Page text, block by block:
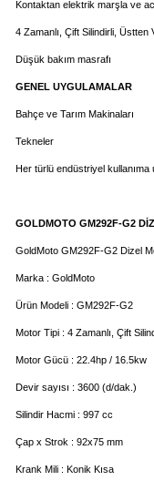
Kontaktan elektrik marşla ve
4 Zamanlı, Çift Silindirli, Üstten
Düşük bakım masrafı
GENEL UYGULAMALAR
Bahçe ve Tarım Makinaları
Tekneler
Her türlü endüstriyel kullanıma
GOLDMOTO GM292F-G2
GoldMoto GM292F-G2 Dizel
Marka : GoldMoto
Ürün Modeli : GM292F-G2
Motor Tipi : 4 Zamanlı, Çift
Motor Gücü : 22.4hp / 16.5kw
Devir sayısı : 3600 (d/dak.)
Silindir Hacmi : 997 cc
Çap x Strok : 92x75 mm
Krank Mili : Konik Kısa